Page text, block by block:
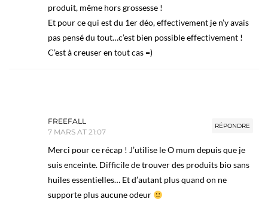
produit, même hors grossesse !
Et pour ce qui est du 1er déo, effectivement je n’y avais
pas pensé du tout…c’est bien possible effectivement !
C’est à creuser en tout cas =)
RÉPONDRE
FREEFALL
7 MARS AT 21:07
Merci pour ce récap ! J’utilise le O mum depuis que je
suis enceinte. Difficile de trouver des produits bio sans
huiles essentielles… Et d’autant plus quand on ne
supporte plus aucune odeur